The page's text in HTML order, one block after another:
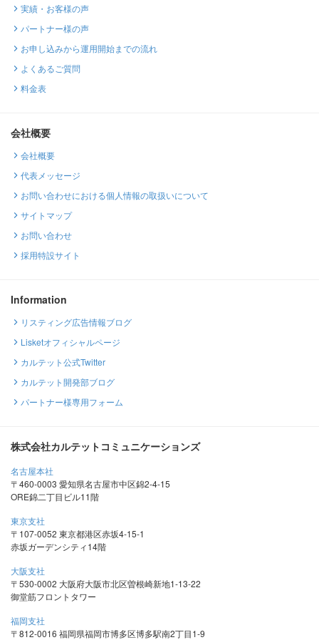
実績・お客様の声
パートナー様の声
お申し込みから運用開始までの流れ
よくあるご質問
料金表
会社概要
会社概要
代表メッセージ
お問い合わせにおける個人情報の取扱いについて
サイトマップ
お問い合わせ
採用特設サイト
Information
リスティング広告情報ブログ
Lisketオフィシャルページ
カルテット公式Twitter
カルテット開発部ブログ
パートナー様専用フォーム
株式会社カルテットコミュニケーションズ
名古屋本社
〒460-0003 愛知県名古屋市中区錦2-4-15
ORE錦二丁目ビル11階
東京支社
〒107-0052 東京都港区赤坂4-15-1
赤坂ガーデンシティ14階
大阪支社
〒530-0002 大阪府大阪市北区曽根崎新地1-13-22
御堂筋フロントタワー
福岡支社
〒812-0016 福岡県福岡市博多区博多駅南2丁目1-9